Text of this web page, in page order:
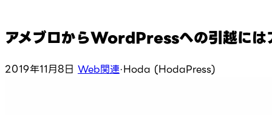
アメブロからWordPressへの引越には
2019年11月8日 Web関連·Hoda (HodaPress)